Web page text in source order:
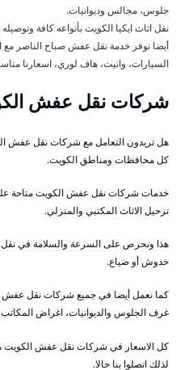
جلوس، مجالس وديوانيات.
نقل اثاث ايكيا الكويت بأنواعه كافة
أيضا نوفر خدمة نقل عفش صباح الناصر مع
السيارات، وانيت، هاف لوري، اسعارنا
شركات نقل عفش
هل تريدون التعامل مع شركات نقل عفش
كل محافظات ومناطق الكويت.
ترحيل الاثاث المكتبي والمنزلي.
هذا ونحرص على السرعة والسلامة في
خدوش أو ضياع.
كما نعمل أيضا في جميع شركات نقل عفش
غرف الجلوس والديوانيات، اغراض
كل الاسعار في شركات نقل عفش الكويت
لذلك اتصلوا بنا حالا.